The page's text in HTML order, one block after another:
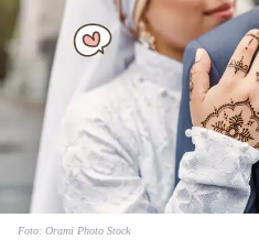
Foto: Orami Photo Stock